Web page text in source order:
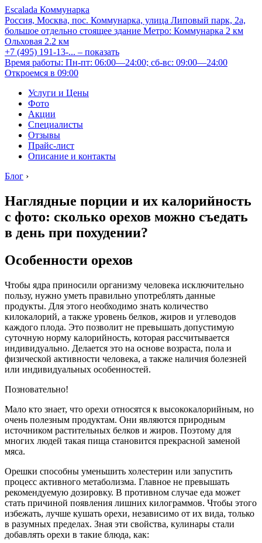
Escalada Коммунарка
Россия, Москва, пос. Коммунарка, улица Липовый парк, 2а,
большое отдельно стоящее здание Метро: Коммунарка 2 км
Ольховая 2.2 км
+7 (495) 191-13-... – показать
Время работы: Пн-пт: 06:00—24:00; сб-вс: 09:00—24:00
Откроемся в 09:00
Услуги и Цены
Фото
Акции
Специалисты
Отзывы
Прайс-лист
Описание и контакты
Блог ›
Наглядные порции и их калорийность
с фото: сколько орехов можно съедать
в день при похудении?
Особенности орехов
Чтобы ядра приносили организму человека исключительно
пользу, нужно уметь правильно употреблять данные
продукты. Для этого необходимо знать количество
килокалорий, а также уровень белков, жиров и углеводов
каждого плода. Это позволит не превышать допустимую
суточную норму калорийность, которая рассчитывается
индивидуально. Делается это на основе возраста, пола и
физической активности человека, а также наличия болезней
или индивидуальных особенностей.
Позновательно!
Мало кто знает, что орехи относятся к высококалорийным, но
очень полезным продуктам. Они являются природным
источником растительных белков и жиров. Поэтому для
многих людей такая пища становится прекрасной заменой
мяса.
Орешки способны уменьшить холестерин или запустить
процесс активного метаболизма. Главное не превышать
рекомендуемую дозировку. В противном случае еда может
стать причиной появления лишних килограммов. Чтобы этого
избежать, лучше кушать орехи, независимо от их вида, только
в разумных пределах. Зная эти свойства, кулинары стали
добавлять орехи в такие блюда, как: